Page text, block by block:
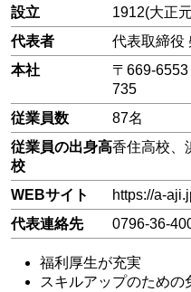
設立
1912(大正
代表者
代表取締役
本社
〒669-
735
従業員数
87名
従業員の出身高
校
香住高校、
WEBサイト
https://a-
代表連絡先
0796-36-
福利厚生が充実
スキルアップのための